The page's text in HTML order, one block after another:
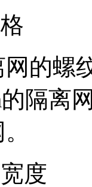
的螺
隔离
度